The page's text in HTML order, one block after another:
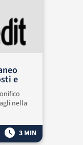
e
nella
3 MIN